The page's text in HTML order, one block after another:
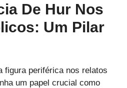
De Hur Nos
Um Pilar
figura periférica nos relatos
um papel crucial como